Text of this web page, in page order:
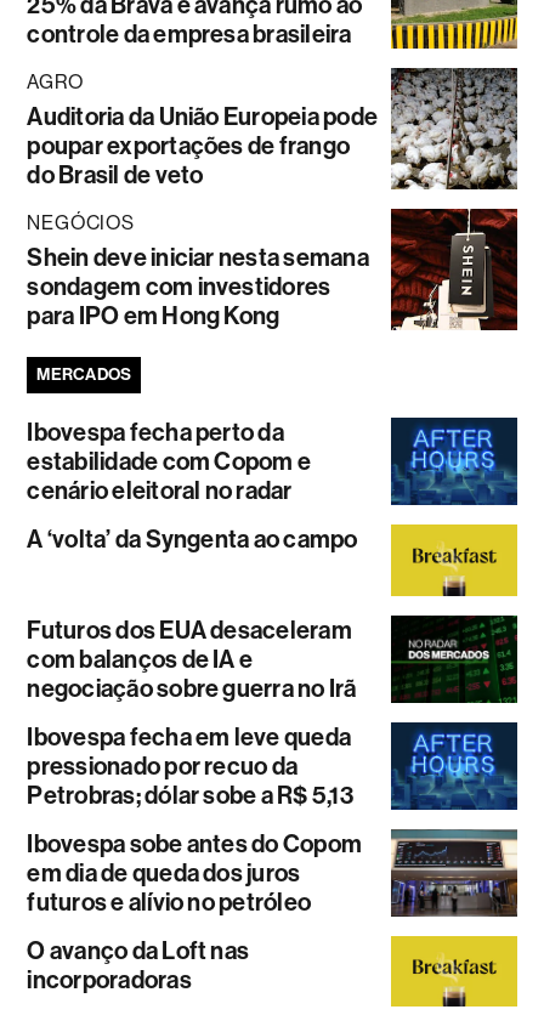
controle da empresa brasileira
AGRO
Auditoria da União Europeia pode
poupar exportações de frango
do Brasil de veto
NEGÓCIOS
Shein deve iniciar nesta semana
sondagem com investidores
para IPO em Hong Kong
MERCADOS
Ibovespa fecha perto da
estabilidade com Copom e
cenário eleitoral no radar
A ‘volta’ da Syngenta ao campo
Futuros dos EUA desaceleram
com balanços de IA e
negociação sobre guerra no Irã
Ibovespa fecha em leve queda
pressionado por recuo da
Petrobras; dólar sobe a R$ 5,13
Ibovespa sobe antes do Copom
em dia de queda dos juros
futuros e alívio no petróleo
O avanço da Loft nas
incorporadoras